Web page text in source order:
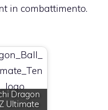
in combattimento.
Dragon
Ultimate